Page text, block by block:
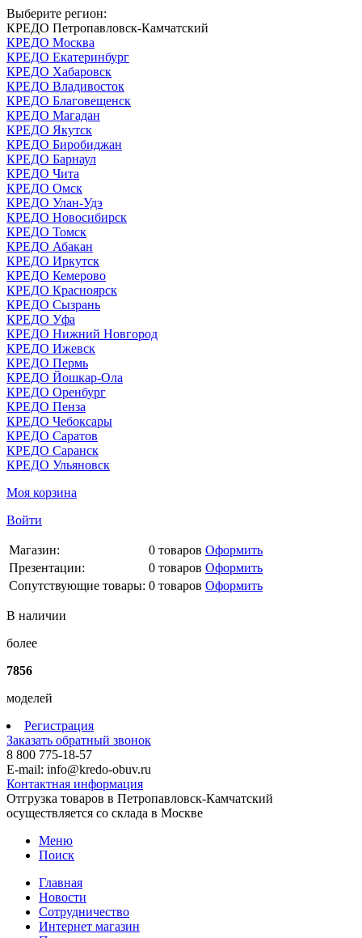
Выберите регион:
КРЕДО Петропавловск-Камчатский
КРЕДО Москва
КРЕДО Екатеринбург
КРЕДО Хабаровск
КРЕДО Владивосток
КРЕДО Благовещенск
КРЕДО Магадан
КРЕДО Якутск
КРЕДО Биробиджан
КРЕДО Барнаул
КРЕДО Чита
КРЕДО Омск
КРЕДО Улан-Удэ
КРЕДО Новосибирск
КРЕДО Томск
КРЕДО Абакан
КРЕДО Иркутск
КРЕДО Кемерово
КРЕДО Красноярск
КРЕДО Сызрань
КРЕДО Уфа
КРЕДО Нижний Новгород
КРЕДО Ижевск
КРЕДО Пермь
КРЕДО Йошкар-Ола
КРЕДО Оренбург
КРЕДО Пенза
КРЕДО Чебоксары
КРЕДО Саратов
КРЕДО Саранск
КРЕДО Ульяновск
Моя корзина
Войти
Магазин: 0 товаров Оформить
Презентации:
0 товаров Оформить
Сопутствующие товары: 0 товаров Оформить
В наличии
более
7856
моделей
Регистрация
Заказать обратный звонок
8 800 775-18-57
E-mail: info@kredo-obuv.ru
Контактная информация
Отгрузка товаров в Петропавловск-Камчатский
осуществляется со склада в Москве
Меню
Поиск
Главная
Новости
Сотрудничество
Интернет магазин